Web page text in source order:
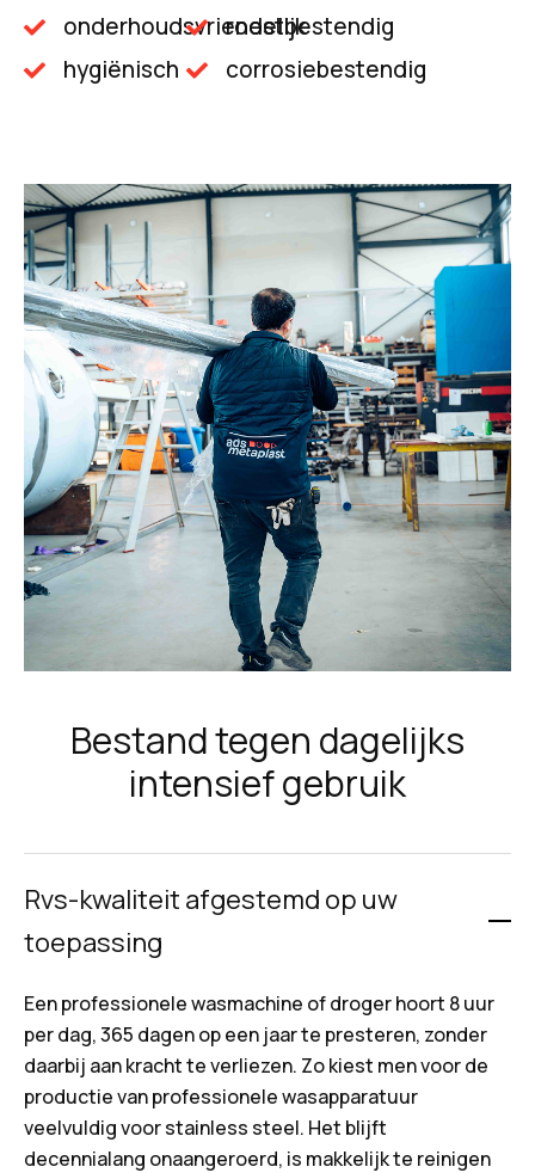
onderhoudsvriendelijk
hygiënisch
roestbestendig
corrosiebestendig
Bestand tegen dagelijks
intensief gebruik
Rvs-kwaliteit afgestemd op uw
toepassing
Een professionele wasmachine of droger hoort 8 uur
per dag, 365 dagen op een jaar te presteren, zonder
daarbij aan kracht te verliezen. Zo kiest men voor de
productie van professionele wasapparatuur
veelvuldig voor stainless steel. Het blijft
decennialang onaangeroerd, is makkelijk te reinigen